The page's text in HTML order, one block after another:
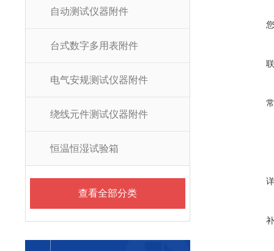
自动测试仪器附件
台式数字多用表附件
电气安规测试仪器附件
绕线元件测试仪器附件
恒温恒湿试验箱
查看全部分类